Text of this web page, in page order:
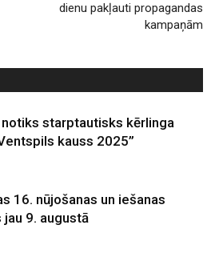
dienu pakļauti propagandas
kampaņām
starptautisks kērlinga
kauss 2025”
16. nūjošanas un iešanas
9. augustā